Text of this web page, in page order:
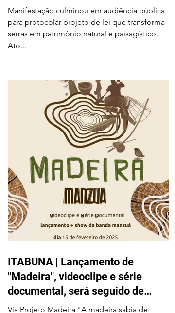
Itarantim
Manifestação culminou em audiência pública
para protocolar projeto de lei que transforma
serras em patrimônio natural e paisagístico.
Ato...
ITABUNA | Lançamento de
"Madeira", videoclipe e série
documental, será seguido de
show da banda Manzuá no dia 15
Via Projeto Madeira "A madeira sabia de